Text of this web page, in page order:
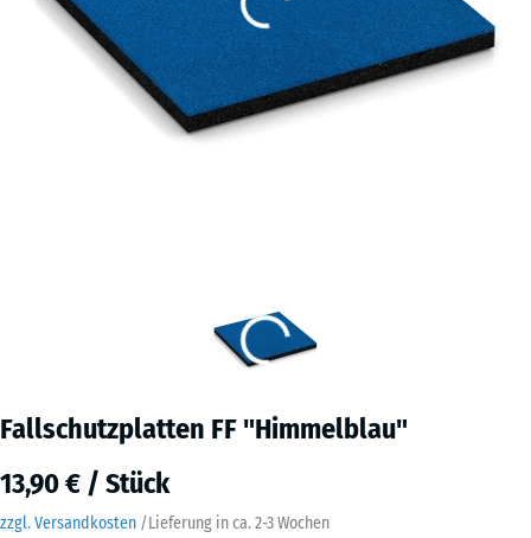
Fallschutzplatten FF "Himmelblau"
13,90 € / Stück
zzgl. Versandkosten /Lieferung in ca. 2-3 Wochen